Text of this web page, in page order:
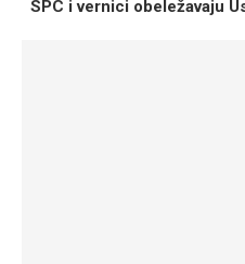
SPC i vernici obeležavaju